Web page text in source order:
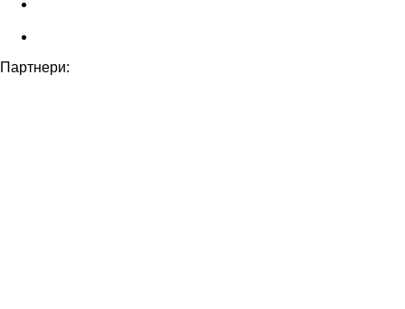
Партнери: